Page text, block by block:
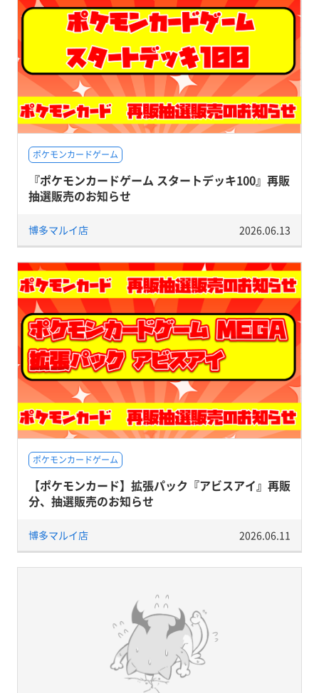
ポケモンカードゲーム
『ポケモンカードゲーム スタートデッキ100』再販
抽選販売のお知らせ
博多マルイ店 2026.06.13
ポケモンカードゲーム
【ポケモンカード】拡張パック『アビスアイ』再販
分、抽選販売のお知らせ
博多マルイ店 2026.06.11